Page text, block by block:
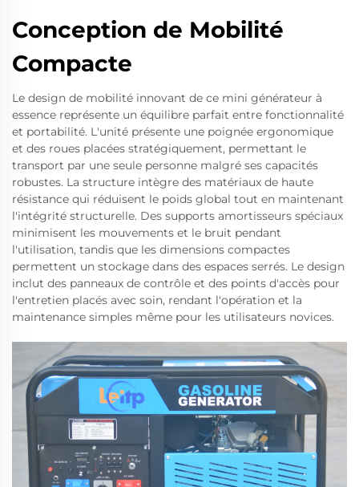
Conception de Mobilité
Compacte
Le design de mobilité innovant de ce mini générateur à
essence représente un équilibre parfait entre fonctionnalité
et portabilité. L'unité présente une poignée ergonomique
et des roues placées stratégiquement, permettant le
transport par une seule personne malgré ses capacités
robustes. La structure intègre des matériaux de haute
résistance qui réduisent le poids global tout en maintenant
l'intégrité structurelle. Des supports amortisseurs spéciaux
minimisent les mouvements et le bruit pendant
l'utilisation, tandis que les dimensions compactes
permettent un stockage dans des espaces serrés. Le design
inclut des panneaux de contrôle et des points d'accès pour
l'entretien placés avec soin, rendant l'opération et la
maintenance simples même pour les utilisateurs novices.